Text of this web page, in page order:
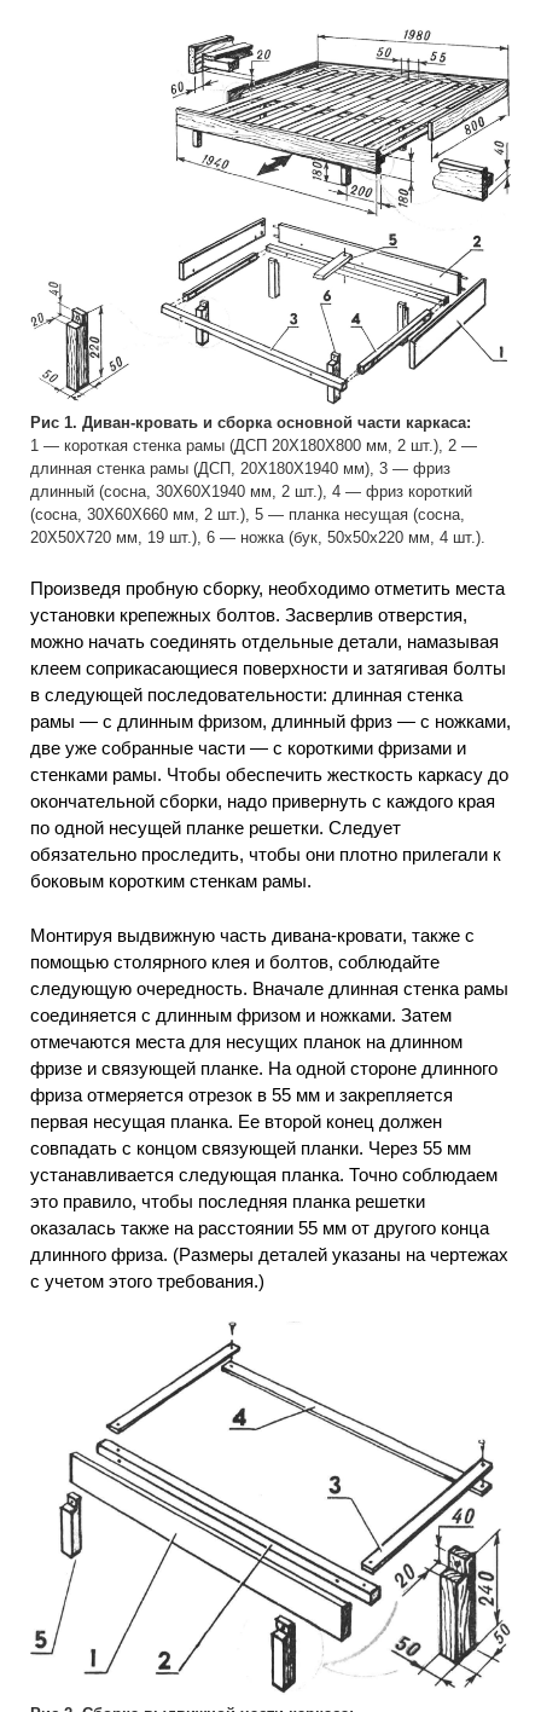
Рис 1. Диван-кровать и сборка основной части каркаса:
1 — короткая стенка рамы (ДСП 20Х180Х800 мм, 2 шт.), 2 —
длинная стенка рамы (ДСП, 20X180X1940 мм), 3 — фриз
длинный (сосна, 30X60X1940 мм, 2 шт.), 4 — фриз короткий
(сосна, 30Х60Х660 мм, 2 шт.), 5 — планка несущая (сосна,
20X50X720 мм, 19 шт.), 6 — ножка (бук, 50x50x220 мм, 4 шт.).
Произведя пробную сборку, необходимо отметить места
установки крепежных болтов. Засверлив отверстия,
можно начать соединять отдельные детали, намазывая
клеем соприкасающиеся поверхности и затягивая болты
в следующей последовательности: длинная стенка
рамы — с длинным фризом, длинный фриз — с ножками,
две уже собранные части — с короткими фризами и
стенками рамы. Чтобы обеспечить жесткость каркасу до
окончательной сборки, надо привернуть с каждого края
по одной несущей планке решетки. Следует
обязательно проследить, чтобы они плотно прилегали к
боковым коротким стенкам рамы.
Монтируя выдвижную часть дивана-кровати, также с
помощью столярного клея и болтов, соблюдайте
следующую очередность. Вначале длинная стенка рамы
соединяется с длинным фризом и ножками. Затем
отмечаются места для несущих планок на длинном
фризе и связующей планке. На одной стороне длинного
фриза отмеряется отрезок в 55 мм и закрепляется
первая несущая планка. Ее второй конец должен
совпадать с концом связующей планки. Через 55 мм
устанавливается следующая планка. Точно соблюдаем
это правило, чтобы последняя планка решетки
оказалась также на расстоянии 55 мм от другого конца
длинного фриза. (Размеры деталей указаны на чертежах
с учетом этого требования.)